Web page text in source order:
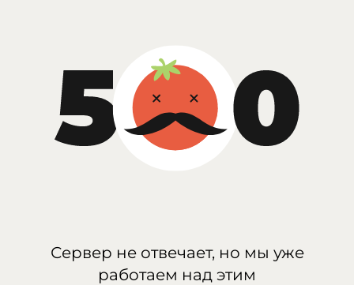
Сервер не отвечает, но мы уже
работаем над этим